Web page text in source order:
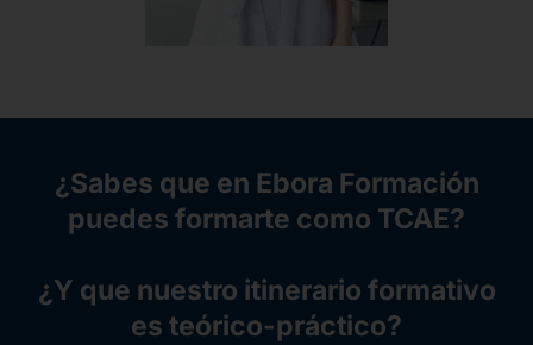
¿Sabes que en Ebora Formación
puedes formarte como TCAE?
¿Y que nuestro itinerario formativo
es teórico-práctico?